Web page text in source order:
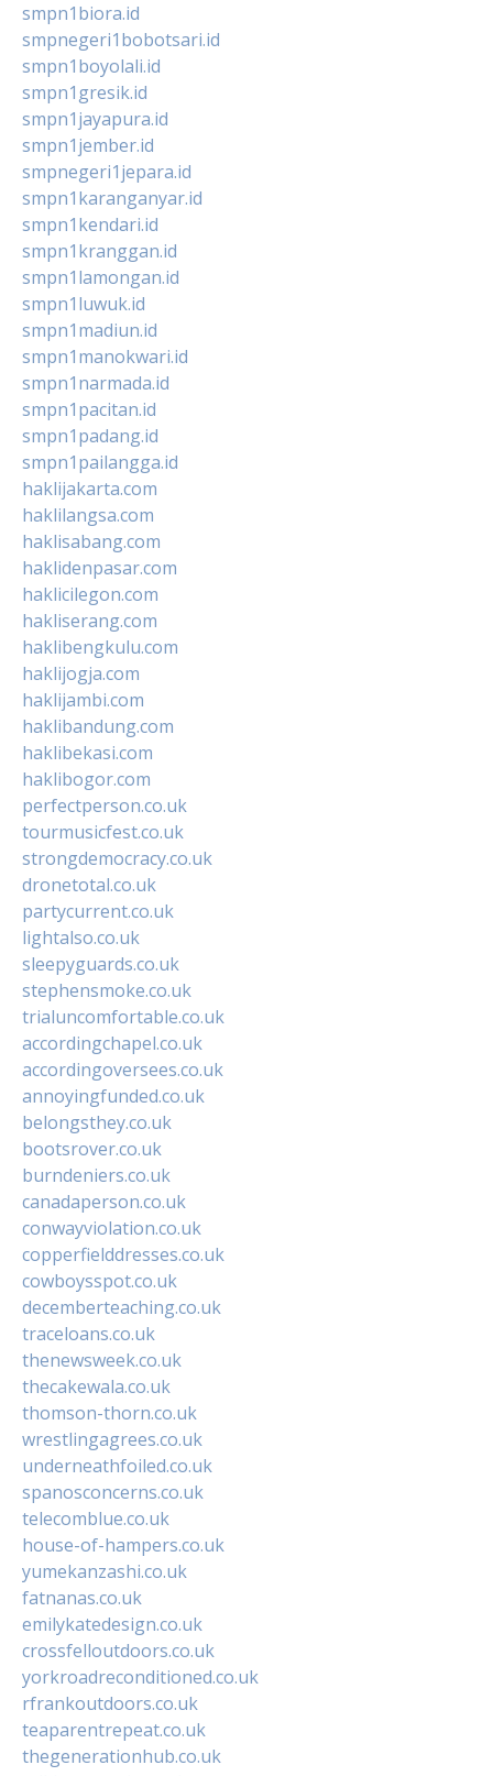
smpn1biora.id
smpnegeri1bobotsari.id
smpn1boyolali.id
smpn1gresik.id
smpn1jayapura.id
smpn1jember.id
smpnegeri1jepara.id
smpn1karanganyar.id
smpn1kendari.id
smpn1kranggan.id
smpn1lamongan.id
smpn1luwuk.id
smpn1madiun.id
smpn1manokwari.id
smpn1narmada.id
smpn1pacitan.id
smpn1padang.id
smpn1pailangga.id
haklijakarta.com
haklilangsa.com
haklisabang.com
haklidenpasar.com
haklicilegon.com
hakliserang.com
haklibengkulu.com
haklijogja.com
haklijambi.com
haklibandung.com
haklibekasi.com
haklibogor.com
perfectperson.co.uk
tourmusicfest.co.uk
strongdemocracy.co.uk
dronetotal.co.uk
partycurrent.co.uk
lightalso.co.uk
sleepyguards.co.uk
stephensmoke.co.uk
trialuncomfortable.co.uk
accordingchapel.co.uk
accordingoversees.co.uk
annoyingfunded.co.uk
belongsthey.co.uk
bootsrover.co.uk
burndeniers.co.uk
canadaperson.co.uk
conwayviolation.co.uk
copperfielddresses.co.uk
cowboysspot.co.uk
decemberteaching.co.uk
traceloans.co.uk
thenewsweek.co.uk
thecakewala.co.uk
thomson-thorn.co.uk
wrestlingagrees.co.uk
underneathfoiled.co.uk
spanosconcerns.co.uk
telecomblue.co.uk
house-of-hampers.co.uk
yumekanzashi.co.uk
fatnanas.co.uk
emilykatedesign.co.uk
crossfelloutdoors.co.uk
yorkroadreconditioned.co.uk
rfrankoutdoors.co.uk
teaparentrepeat.co.uk
thegenerationhub.co.uk